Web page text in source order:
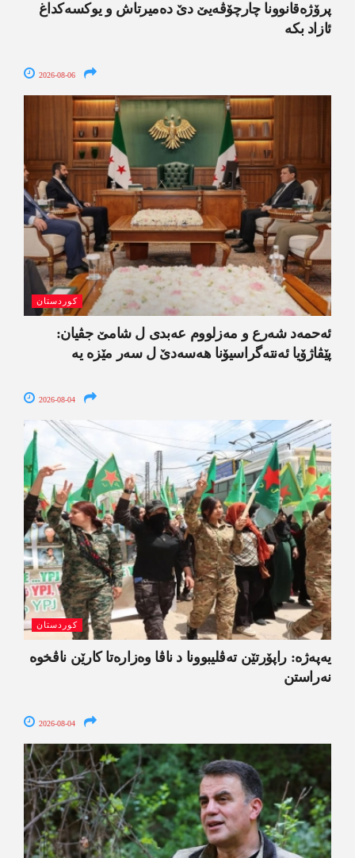
پرۆژەقانوونا چارچۆڤەیێ دێ دەمیرتاش و یوکسەکداغ
ئازاد بکە
2026-08-06
کوردستان
ئەحمەد شەرع و مەزلووم عەبدی ل شامێ جڤیان:
پێڤاژۆیا ئەنتەگراسیۆنا ھەسەدێ ل سەر مێزە یە
2026-08-04
کوردستان
یەپەژە: راپۆرتێن تەڤلیبوونا د ناڤا وەزارەتا کارێن ناڤخوە
نەراستن
2026-08-04